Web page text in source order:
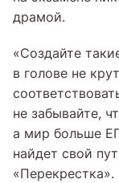
драмой.
«Создайте
в голове не
не забывайте,
а мир больше
найдет свой
«Перекрестка».